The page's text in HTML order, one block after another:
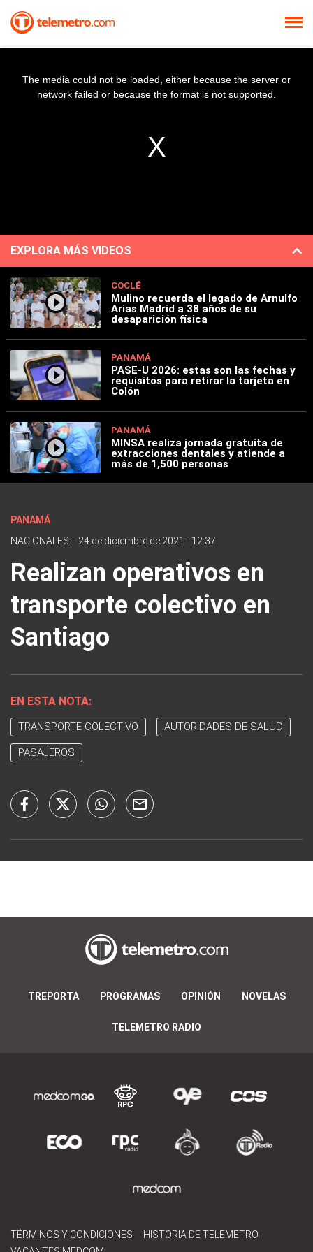
The media could not be loaded, either because the server or
network failed or because the format is not supported.
EXPLORA MÁS VIDEOS
COCLÉ
Mulino recuerda el legado de Arnulfo
Arias Madrid a 38 años de su
desaparición física
PANAMÁ
PASE-U 2026: estas son las fechas y
requisitos para retirar la tarjeta en
Colón
PANAMÁ
MINSA realiza jornada gratuita de
extracciones dentales y atiende a
más de 1,500 personas
PANAMÁ
NACIONALES - 24 de diciembre de 2021 - 12:37
Realizan operativos en
transporte colectivo en
Santiago
EN ESTA NOTA:
TRANSPORTE COLECTIVO AUTORIDADES DE SALUD
PASAJEROS
TREPORTA PROGRAMAS OPINIÓN NOVELAS
TELEMETRO RADIO
TÉRMINOS Y CONDICIONES
HISTORIA DE TELEMETRO